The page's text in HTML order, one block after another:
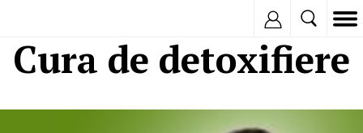
Cura de detoxifiere